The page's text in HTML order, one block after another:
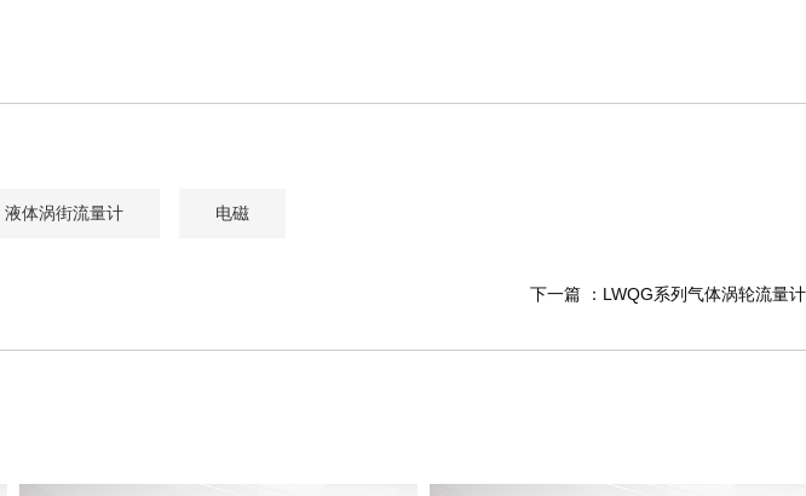
液体涡街流量计 电磁
下一篇 ： LWQG系列气体涡轮流量计